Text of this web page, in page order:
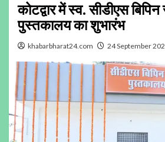
कोटद्वार में स्व. सीडीएस
पुस्तकालय का शुभारंभ
khabarbharat24.com 24 September